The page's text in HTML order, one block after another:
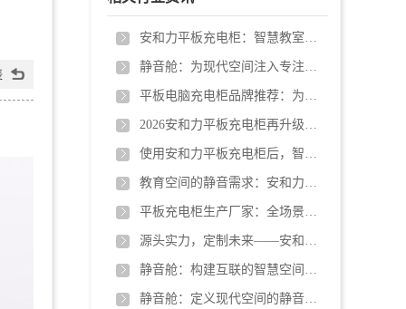
安和力平板充电柜：智慧教室的“隐形管家”，让设备管理不再头疼
静音舱：为现代空间注入专注力的模块化解决方案
平板电脑充电柜品牌推荐：为什么优选安和力平板充电柜厂家？
2026安和力平板充电柜再升级从“通用产品”到“深度定制”
使用安和力平板充电柜后，智慧教育场景：从“充电混乱”到“课堂高效”
教育空间的静音需求：安和力静音舱提供可选择的安静
平板充电柜生产厂家：全场景解决方案
源头实力，定制未来——安和力厂家直供平板充电柜
静音舱：构建互联的智慧空间生态。
静音舱：定义现代空间的静音解决方案